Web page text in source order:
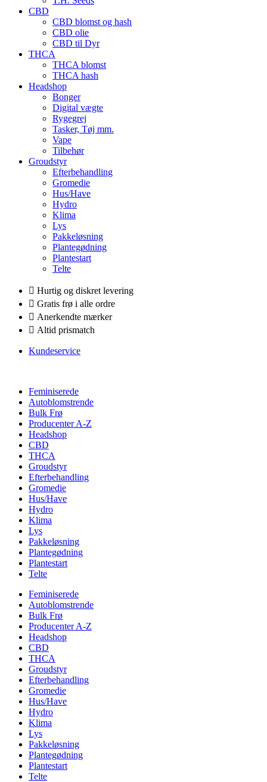
CBD
CBD blomst og hash
CBD olie
CBD til Dyr
THCA
THCA blomst
THCA hash
Headshop
Bonger
Digital vægte
Rygegrej
Tasker, Tøj mm.
Vape
Tilbehør
Groudstyr
Efterbehandling
Gromedie
Hus/Have
Hydro
Klima
Lys
Pakkeløsning
Plantegødning
Plantestart
Telte
Hurtig og diskret levering
Gratis frø i alle ordre
Anerkendte mærker
Altid prismatch
Kundeservice
Feminiserede
Autoblomstrende
Bulk Frø
Producenter A-Z
Headshop
CBD
THCA
Groudstyr
Efterbehandling
Gromedie
Hus/Have
Hydro
Klima
Lys
Pakkeløsning
Plantegødning
Plantestart
Telte
Feminiserede
Autoblomstrende
Bulk Frø
Producenter A-Z
Headshop
CBD
THCA
Groudstyr
Efterbehandling
Gromedie
Hus/Have
Hydro
Klima
Lys
Pakkeløsning
Plantegødning
Plantestart
Telte